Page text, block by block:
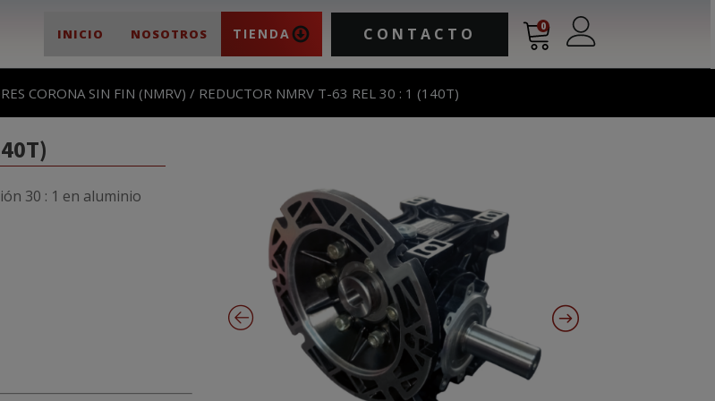
INICIO NOSOTROS TIENDA CONTACTO 0
CORONA SIN FIN (NMRV) / REDUCTOR NMRV T-63 REL 30 : 1 (140T)
30 : 1 en aluminio